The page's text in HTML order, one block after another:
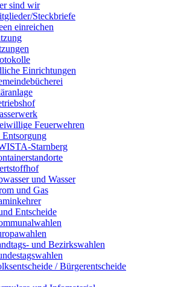
sind wir
Steckbriefe
einreichen
Einrichtungen
Feuerwehren
Starnberg
und Wasser
und Gas
Entscheide
und Bezirkswahlen
/ Bürgerentscheide